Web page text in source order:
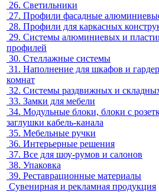
26. Светильники
27. Профили фасадные
28. Профили для каркасных
29. Системы алюминиевых и
профилей
30. Стеллажные системы
31. Наполнение для шкафов и
комнат
32. Системы раздвижных и
33. Замки для мебели
34. Модульные блоки, блоки с
заглушки кабель-канала
35. Мебельные ручки
36. Интерьерные решения
37. Все для шоу-румов и салонов
38. Упаковка
39. Реставрационные материалы
Сувенирная и рекламная продукция